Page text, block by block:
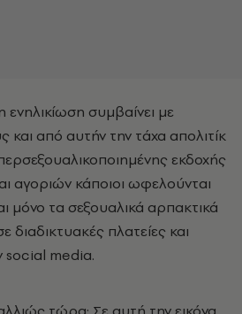
συμβαίνει με
και από αυτήν την τάχα απολιτίκ
εκδοχής
αγοριών κάποιοι ωφελούνται
μόνο τα σεξουαλικά αρπακτικά
πλατείες και
social media.